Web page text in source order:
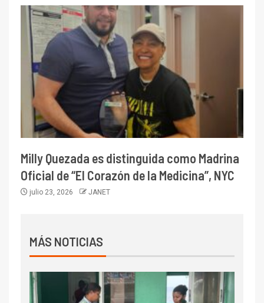
Milly Quezada es distinguida como Madrina
Oficial de “El Corazón de la Medicina”, NYC
julio 23, 2026 JANET
MÁS NOTICIAS